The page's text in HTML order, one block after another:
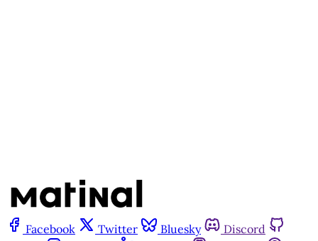
Facebook Twitter Bluesky
Discord